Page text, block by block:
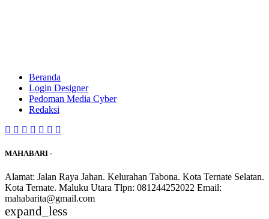
Beranda
Login Designer
Pedoman Media Cyber
Redaksi
MAHABARI -
Alamat: Jalan Raya Jahan. Kelurahan Tabona. Kota Ternate Selatan.
Kota Ternate. Maluku Utara Tlpn: 081244252022 Email:
mahabarita@gmail.com
expand_less